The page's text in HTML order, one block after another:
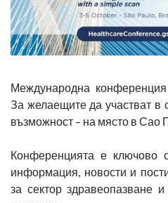
Международна
За желаещите да участват в
възможност – на място в Сао
Конференцията е ключово
информация, новости и
за сектор здравеопазване